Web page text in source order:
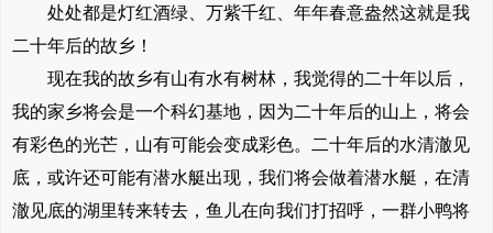
处处都是灯红酒绿、万紫千红、年年春意盎然这就是我
二十年后的故乡！
现在我的故乡有山有水有树林，我觉得的二十年以后，
我的家乡将会是一个科幻基地，因为二十年后的山上，将会
有彩色的光芒，山有可能会变成彩色。二十年后的水清澈见
底，或许还可能有潜水艇出现，我们将会做着潜水艇，在清
澈见底的湖里转来转去，鱼儿在向我们打招呼，一群小鸭将